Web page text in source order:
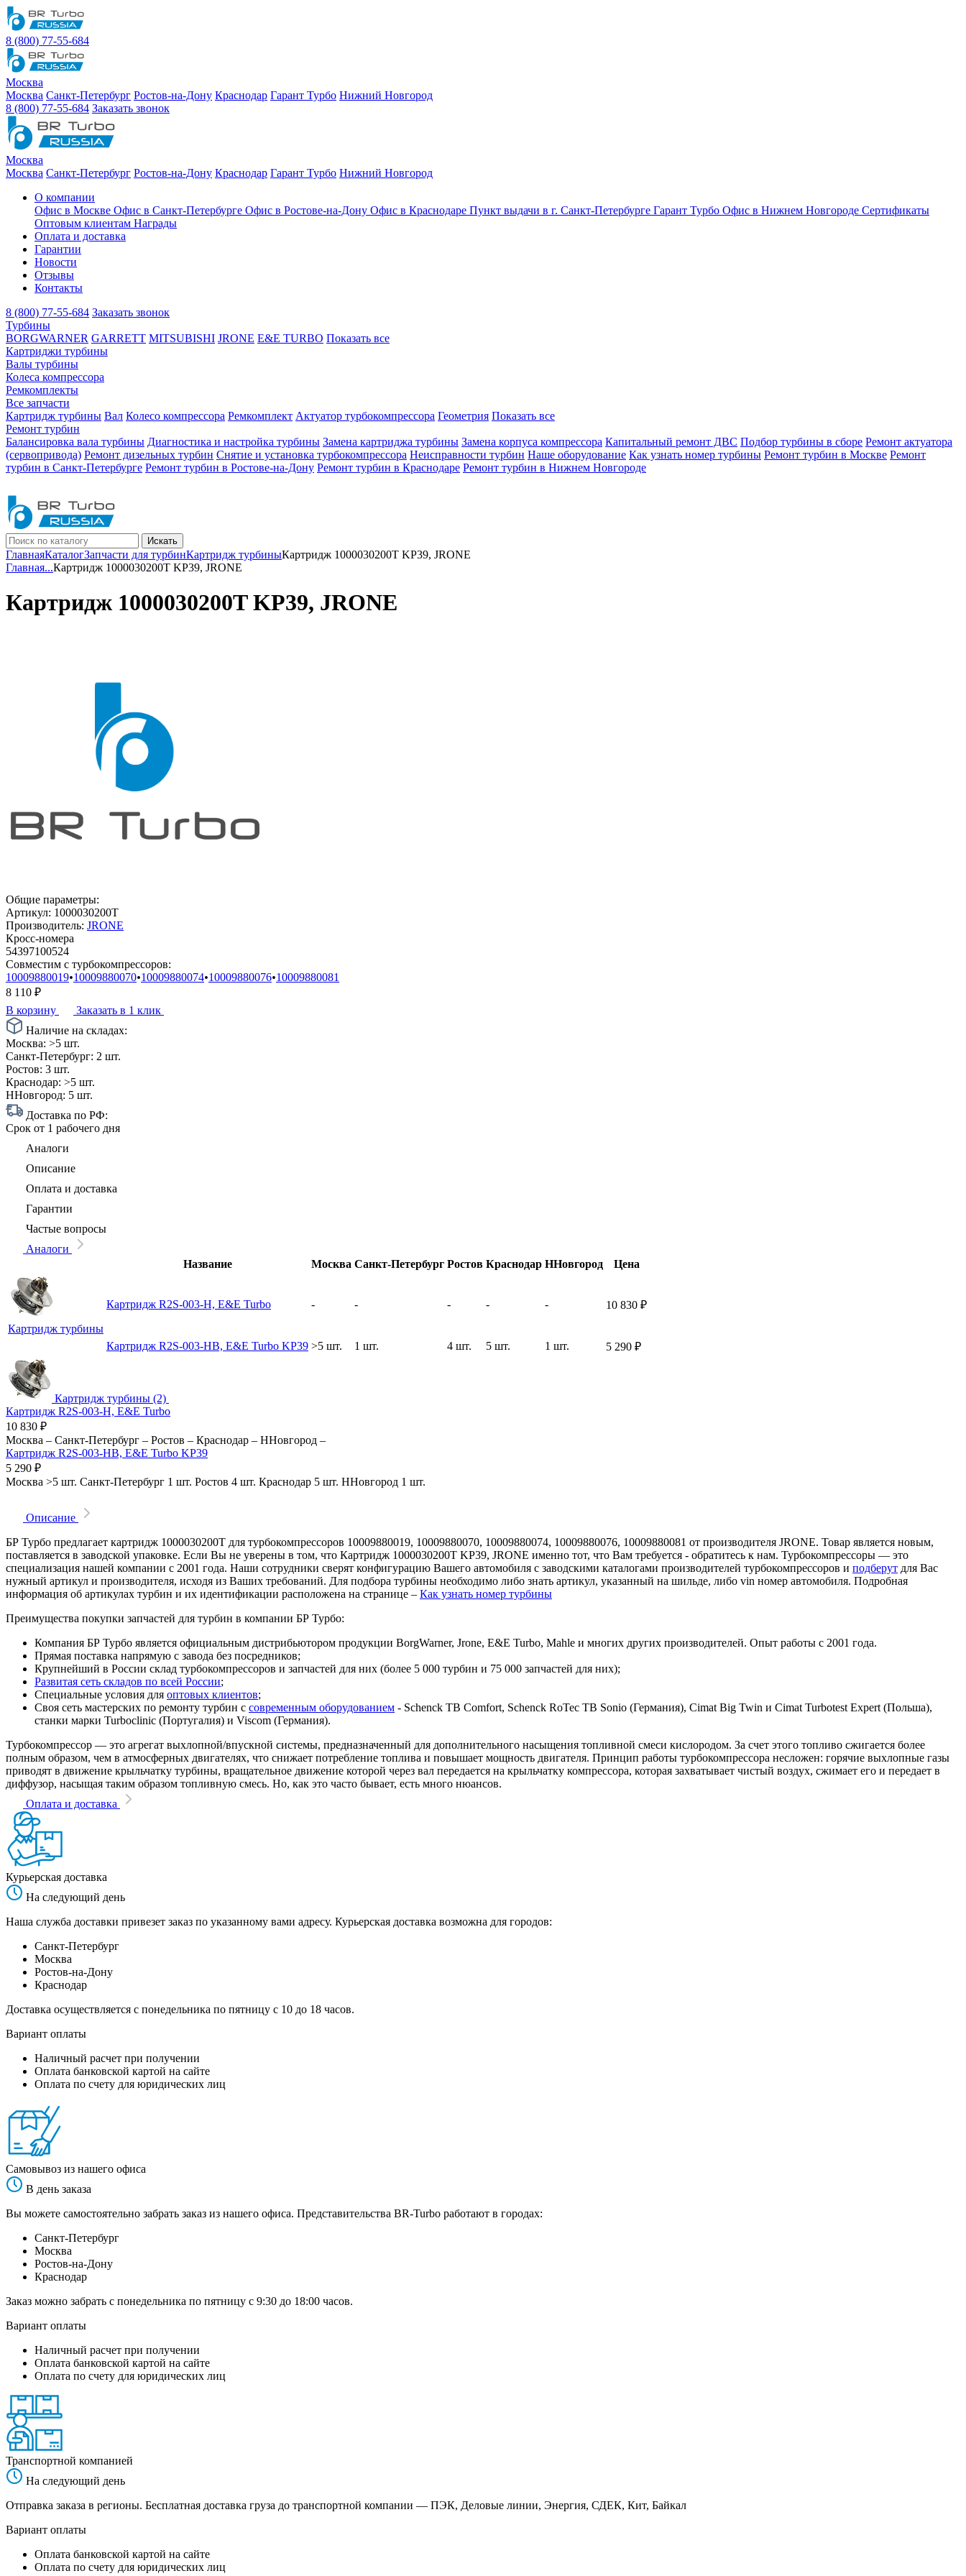
8 (800) 77-55-684
Москва
Москва Санкт-Петербург Ростов-на-Дону Краснодар Гарант Турбо Нижний Новгород
8 (800) 77-55-684 Заказать звонок
Москва
Москва Санкт-Петербург Ростов-на-Дону Краснодар Гарант Турбо Нижний Новгород
О компании
Офис в Москве Офис в Санкт-Петербурге Офис в Ростове-на-Дону Офис в Краснодаре Пункт выдачи в г. Санкт-Петербурге Гарант Турбо Офис в Нижнем Новгороде Сертификаты
Оптовым клиентам Награды
Оплата и доставка
Гарантии
Новости
Отзывы
Контакты
8 (800) 77-55-684 Заказать звонок
Турбины
BORGWARNER GARRETT MITSUBISHI JRONE E&E TURBO Показать все
Картриджи турбины
Валы турбины
Колеса компрессора
Ремкомплекты
Все запчасти
Картридж турбины Вал Колесо компрессора Ремкомплект Актуатор турбокомпрессора Геометрия Показать все
Ремонт турбин
Балансировка вала турбины Диагностика и настройка турбины Замена картриджа турбины Замена корпуса компрессора Капитальный ремонт ДВС Подбор турбины в сборе Ремонт актуатора
(сервопривода) Ремонт дизельных турбин Снятие и установка турбокомпрессора Неисправности турбин Наше оборудование Как узнать номер турбины Ремонт турбин в Москве Ремонт
турбин в Санкт-Петербурге Ремонт турбин в Ростове-на-Дону Ремонт турбин в Краснодаре Ремонт турбин в Нижнем Новгороде
Искать
ГлавнаяКаталогЗапчасти для турбинКартридж турбиныКартридж 1000030200T KP39, JRONE
Главная...Картридж 1000030200T KP39, JRONE
Картридж 1000030200T KP39, JRONE
Общие параметры:
Артикул: 1000030200T
Производитель: JRONE
Кросс-номера
54397100524
Совместим с турбокомпрессоров:
10009880019•10009880070•10009880074•10009880076•10009880081
8 110 ₽
В корзину
Заказать в 1 клик
Наличие на складах:
Москва: >5 шт.
Санкт-Петербург: 2 шт.
Ростов: 3 шт.
Краснодар: >5 шт.
ННовгород: 5 шт.
Доставка по РФ:
Срок от 1 рабочего дня
Аналоги
Описание
Оплата и доставка
Гарантии
Частые вопросы
Аналоги
Название
Москва Санкт-Петербург Ростов Краснодар ННовгород Цена
Картридж турбины
Картридж R2S-003-H, E&E Turbo - - - - - 10 830 ₽
Картридж R2S-003-HB, E&E Turbo KP39 >5 шт. 1 шт. 4 шт. 5 шт. 1 шт. 5 290 ₽
Картридж турбины (2)
Картридж R2S-003-H, E&E Turbo
10 830 ₽
Москва – Санкт-Петербург – Ростов – Краснодар – ННовгород –
Картридж R2S-003-HB, E&E Turbo KP39
5 290 ₽
Москва >5 шт. Санкт-Петербург 1 шт. Ростов 4 шт. Краснодар 5 шт. ННовгород 1 шт.
Описание
БР Турбо предлагает картридж 1000030200T для турбокомпрессоров 10009880019, 10009880070, 10009880074, 10009880076, 10009880081 от производителя JRONE. Товар является новым,
поставляется в заводской упаковке. Если Вы не уверены в том, что Картридж 1000030200T KP39, JRONE именно тот, что Вам требуется - обратитесь к нам. Турбокомпрессоры — это
специализация нашей компании с 2001 года. Наши сотрудники сверят конфигурацию Вашего автомобиля с заводскими каталогами производителей турбокомпрессоров и подберут для Вас
нужный артикул и производителя, исходя из Ваших требований. Для подбора турбины необходимо либо знать артикул, указанный на шильде, либо vin номер автомобиля. Подробная
информация об артикулах турбин и их идентификации расположена на странице – Как узнать номер турбины
Преимущества покупки запчастей для турбин в компании БР Турбо:
Компания БР Турбо является официальным дистрибьютором продукции BorgWarner, Jrone, E&E Turbo, Mahle и многих других производителей. Опыт работы с 2001 года.
Прямая поставка напрямую с завода без посредников;
Крупнейший в России склад турбокомпрессоров и запчастей для них (более 5 000 турбин и 75 000 запчастей для них);
Развитая сеть складов по всей России;
Специальные условия для оптовых клиентов;
Своя сеть мастерских по ремонту турбин с современным оборудованием - Schenck TB Comfort, Schenck RoTec TB Sonio (Германия), Cimat Big Twin и Cimat Turbotest Expert (Польша),
станки марки Turboclinic (Португалия) и Viscom (Германия).
Турбокомпрессор — это агрегат выхлопной/впускной системы, предназначенный для дополнительного насыщения топливной смеси кислородом. За счет этого топливо сжигается более
полным образом, чем в атмосферных двигателях, что снижает потребление топлива и повышает мощность двигателя. Принцип работы турбокомпрессора несложен: горячие выхлопные газы
приводят в движение крыльчатку турбины, вращательное движение которой через вал передается на крыльчатку компрессора, которая захватывает чистый воздух, сжимает его и передает в
диффузор, насыщая таким образом топливную смесь. Но, как это часто бывает, есть много нюансов.
Оплата и доставка
Курьерская доставка
На следующий день
Наша служба доставки привезет заказ по указанному вами адресу. Курьерская доставка возможна для городов:
Санкт-Петербург
Москва
Ростов-на-Дону
Краснодар
Доставка осуществляется с понедельника по пятницу с 10 до 18 часов.
Вариант оплаты
Наличный расчет при получении
Оплата банковской картой на сайте
Оплата по счету для юридических лиц
Самовывоз из нашего офиса
В день заказа
Вы можете самостоятельно забрать заказ из нашего офиса. Представительства BR-Turbo работают в городах:
Санкт-Петербург
Москва
Ростов-на-Дону
Краснодар
Заказ можно забрать с понедельника по пятницу с 9:30 до 18:00 часов.
Вариант оплаты
Наличный расчет при получении
Оплата банковской картой на сайте
Оплата по счету для юридических лиц
Транспортной компанией
На следующий день
Отправка заказа в регионы. Бесплатная доставка груза до транспортной компании — ПЭК, Деловые линии, Энергия, СДЕК, Кит, Байкал
Вариант оплаты
Оплата банковской картой на сайте
Оплата по счету для юридических лиц